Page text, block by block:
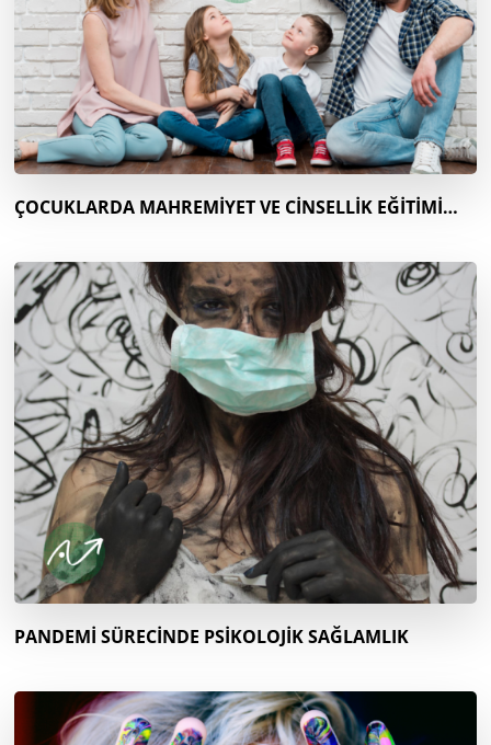
ÇOCUKLARDA MAHREMİYET VE CİNSELLİK EĞİTİMİ…
PANDEMİ SÜRECİNDE PSİKOLOJİK SAĞLAMLIK